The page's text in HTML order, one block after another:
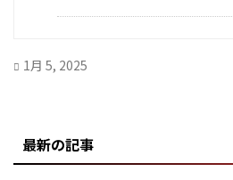
1月 5, 2025
最新の記事